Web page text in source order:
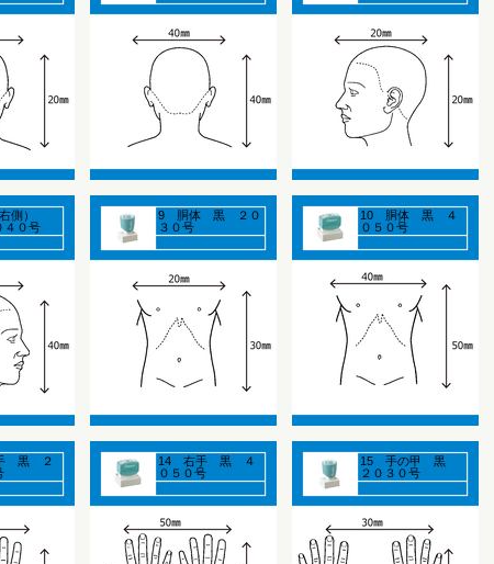
側）
０号
9 胴体 黒 ２０
３０号
10 胴体 黒 ４
０５０号
黒 ２
14 右手 黒 ４
０５０号
15 手の甲 黒
２０３０号